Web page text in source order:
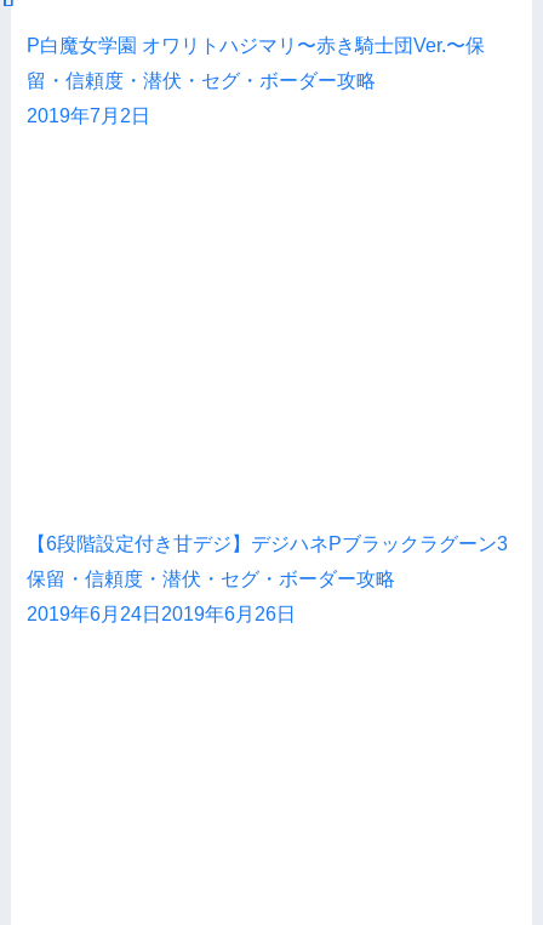
P白魔女学園 オワリトハジマリ〜赤き騎士団Ver.〜保
留・信頼度・潜伏・セグ・ボーダー攻略
2019年7月2日
【6段階設定付き甘デジ】デジハネPブラックラグーン3
保留・信頼度・潜伏・セグ・ボーダー攻略
2019年6月24日 2019年6月26日